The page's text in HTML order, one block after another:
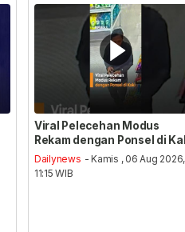
Viral Pelecehan Modus
Rekam dengan Ponsel di
Dailynews - Kamis , 06 Aug 2026,
11:15 WIB